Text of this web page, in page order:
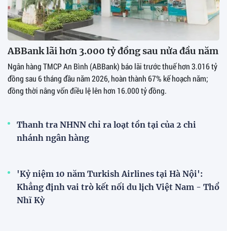
ABBank lãi hơn 3.000 tỷ đồng sau nửa đầu năm
Ngân hàng TMCP An Bình (ABBank) báo lãi trước thuế hơn 3.016 tỷ
đồng sau 6 tháng đầu năm 2026, hoàn thành 67% kế hoạch năm;
đồng thời nâng vốn điều lệ lên hơn 16.000 tỷ đồng.
Thanh tra NHNN chỉ ra loạt tồn tại của 2 chi
nhánh ngân hàng
'Kỷ niệm 10 năm Turkish Airlines tại Hà Nội':
Khẳng định vai trò kết nối du lịch Việt Nam - Thổ
Nhĩ Kỳ